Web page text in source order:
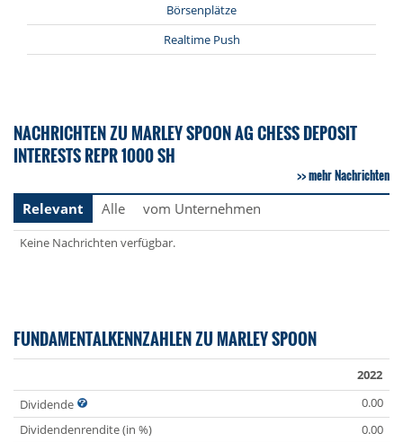
Börsenplätze
Realtime Push
NACHRICHTEN ZU MARLEY SPOON AG CHESS DEPOSIT
INTERESTS REPR 1000 SH
mehr Nachrichten
Relevant
Alle vom Unternehmen
Keine Nachrichten verfügbar.
FUNDAMENTALKENNZAHLEN ZU MARLEY SPOON
2022
Dividende
0.00
Dividendenrendite (in %)
0.00